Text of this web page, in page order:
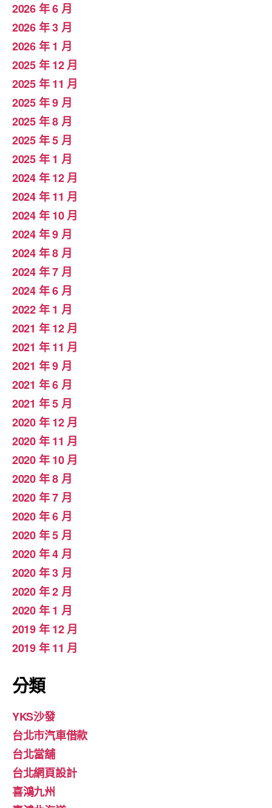
2026 年 6 月
2026 年 3 月
2026 年 1 月
2025 年 12 月
2025 年 11 月
2025 年 9 月
2025 年 8 月
2025 年 5 月
2025 年 1 月
2024 年 12 月
2024 年 11 月
2024 年 10 月
2024 年 9 月
2024 年 8 月
2024 年 7 月
2024 年 6 月
2022 年 1 月
2021 年 12 月
2021 年 11 月
2021 年 9 月
2021 年 6 月
2021 年 5 月
2020 年 12 月
2020 年 11 月
2020 年 10 月
2020 年 8 月
2020 年 7 月
2020 年 6 月
2020 年 5 月
2020 年 4 月
2020 年 3 月
2020 年 2 月
2020 年 1 月
2019 年 12 月
2019 年 11 月
分類
YKS沙發
台北市汽車借款
台北當舖
台北網頁設計
喜鴻九州